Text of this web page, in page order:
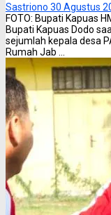
Sastriono 30 Agustus
FOTO: Bupati Kapuas
Bupati Kapuas Dodo
sejumlah kepala desa
Rumah Jab ...